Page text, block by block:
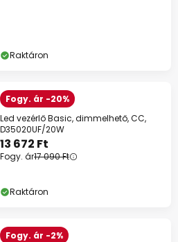
Raktáron
Fogy. ár -20%
Led vezérlő Basic, dimmelhető, CC,
D35020UF/20W
13 672 Ft
Fogy. ár17 090 Ft
Raktáron
Fogy. ár -2%